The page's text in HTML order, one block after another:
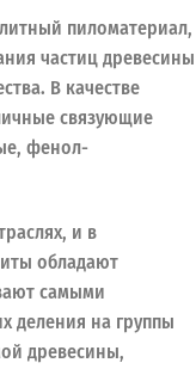
пиломатериал,
частиц древесины
В качестве
связующие
фенол-
и в
обладают
самыми
деления на группы
древесины,